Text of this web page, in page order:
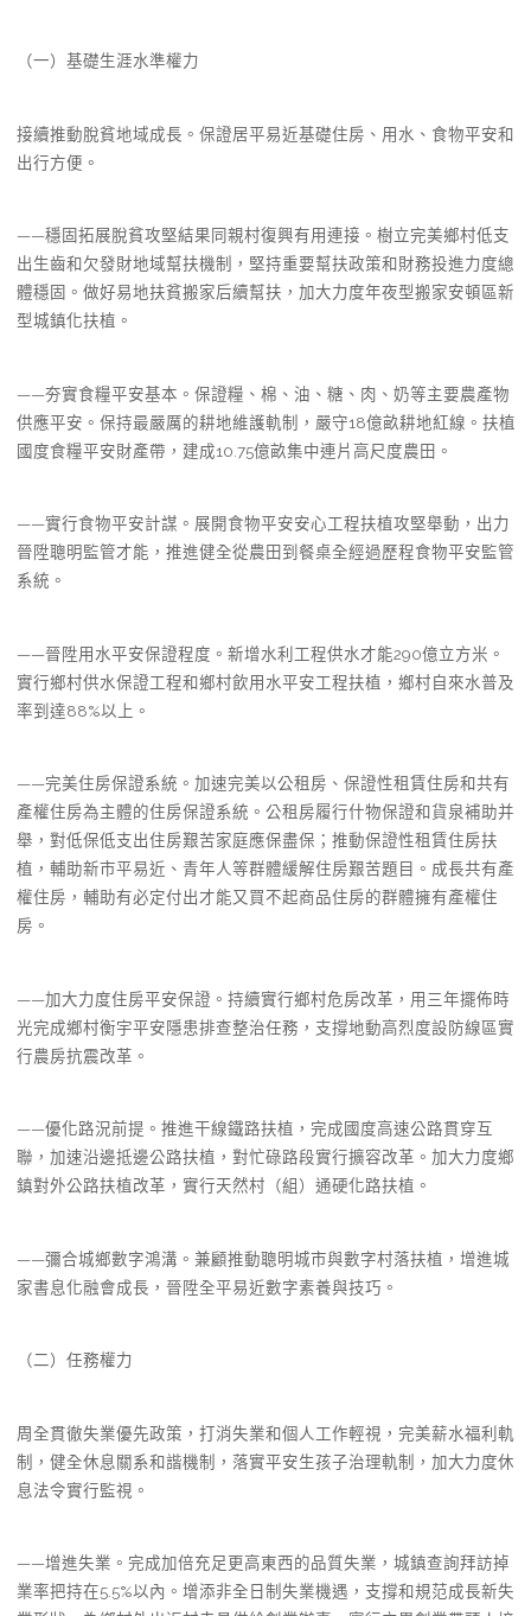
（一）基礎生涯水準權力
接續推動脫貧地域成長。保證居平易近基礎住房、用水、食物平安和
出行方便。
——穩固拓展脫貧攻堅結果同親村復興有用連接。樹立完美鄉村低支
出生齒和欠發財地域幫扶機制，堅持重要幫扶政策和財務投進力度總
體穩固。做好易地扶貧搬家后續幫扶，加大力度年夜型搬家安頓區新
型城鎮化扶植。
——夯實食糧平安基本。保證糧、棉、油、糖、肉、奶等主要農產物
供應平安。保持最嚴厲的耕地維護軌制，嚴守18億畝耕地紅線。扶植
國度食糧平安財產帶，建成10.75億畝集中連片高尺度農田。
——實行食物平安計謀。展開食物平安安心工程扶植攻堅舉動，出力
晉陞聰明監管才能，推進健全從農田到餐桌全經過歷程食物平安監管
系統。
——晉陞用水平安保證程度。新增水利工程供水才能290億立方米。
實行鄉村供水保證工程和鄉村飲用水平安工程扶植，鄉村自來水普及
率到達88%以上。
——完美住房保證系統。加速完美以公租房、保證性租賃住房和共有
產權住房為主體的住房保證系統。公租房履行什物保證和貨泉補助并
舉，對低保低支出住房艱苦家庭應保盡保；推動保證性租賃住房扶
植，輔助新市平易近、青年人等群體緩解住房艱苦題目。成長共有產
權住房，輔助有必定付出才能又買不起商品住房的群體擁有產權住
房。
——加大力度住房平安保證。持續實行鄉村危房改革，用三年擺佈時
光完成鄉村衡宇平安隱患排查整治任務，支撐地動高烈度設防線區實
行農房抗震改革。
——優化路況前提。推進干線鐵路扶植，完成國度高速公路貫穿互
聯，加速沿邊抵邊公路扶植，對忙碌路段實行擴容改革。加大力度鄉
鎮對外公路扶植改革，實行天然村（組）通硬化路扶植。
——彌合城鄉數字鴻溝。兼顧推動聰明城市與數字村落扶植，增進城
家書息化融會成長，晉陞全平易近數字素養與技巧。
（二）任務權力
周全貫徹失業優先政策，打消失業和個人工作輕視，完美薪水福利軌
制，健全休息關系和諧機制，落實平安生孩子治理軌制，加大力度休
息法令實行監視。
——增進失業。完成加倍充足更高東西的品質失業，城鎮查詢拜訪掉
業率把持在5.5%以內。增添非全日制失業機遇，支撐和規范成長新失